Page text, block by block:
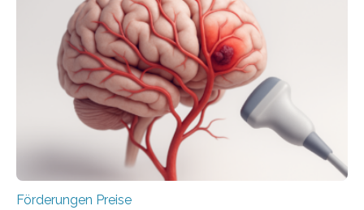
Industrieforschungsprogramme Industrielle
Gemeinschaftsforschung (IGF), Zentrales
Innovationsprogramm Mittelstand (ZIM) und
Innovationskompetenz INNO-KOM. Auf dem
Innovationstag Mittelstand 2025 am 5. Juni 2025 in
Berlin überbrachte das Bundesministerium für
Wirtschaft und Energie eine gute Nachricht:
Überplanmäßige Verpflichtungsermächtigungen in
Förderungen Preise